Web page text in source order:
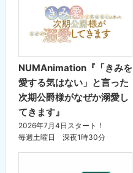
NUMAnimation『「きみを
愛する気はない」と言った
次期公爵様がなぜか溺愛し
てきます』
2026年7月4日スタート！
毎週土曜日 深夜1時30分